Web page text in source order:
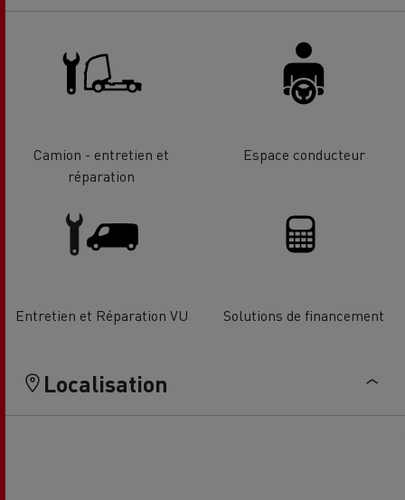
Camion - entretien et
réparation
Espace conducteur
Entretien et Réparation VU Solutions de financement
Localisation